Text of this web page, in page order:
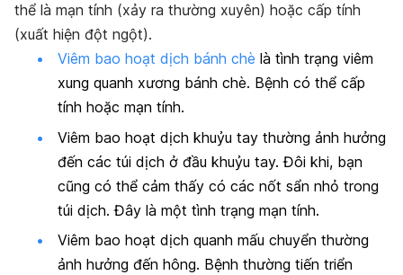
thể là mạn tính (xảy ra thường xuyên) hoặc cấp tính
(xuất hiện đột ngột).
Viêm bao hoạt dịch bánh chè là tình trạng viêm
xung quanh xương bánh chè. Bệnh có thể cấp
tính hoặc mạn tính.
Viêm bao hoạt dịch khuỷu tay thường ảnh hưởng
đến các túi dịch ở đầu khuỷu tay. Đôi khi, bạn
cũng có thể cảm thấy có các nốt sẩn nhỏ trong
túi dịch. Đây là một tình trạng mạn tính.
Viêm bao hoạt dịch quanh mấu chuyển thường
ảnh hưởng đến hông. Bệnh thường tiến triển